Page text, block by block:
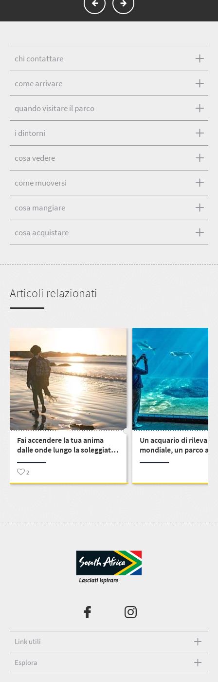
chi contattare
come arrivare
quando visitare il parco
i dintorni
cosa vedere
come muoversi
cosa mangiare
cosa acquistare
Articoli relazionati
Fai accendere la tua anima
dalle onde lungo la soleggiata
2
Un acquario di
mondiale, un parco
Link utili
Esplora